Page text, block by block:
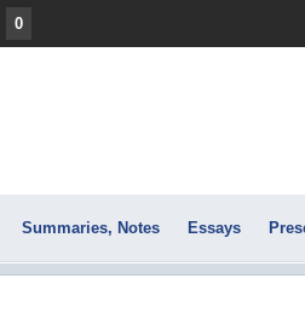
0
Summaries, Notes Essays